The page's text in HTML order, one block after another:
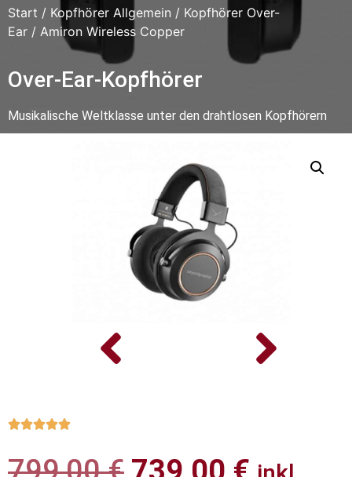
Start / Kopfhörer Allgemein / Kopfhörer Over-
Ear / Amiron Wireless Copper
Over-Ear-Kopfhörer
Musikalische Weltklasse unter den drahtlosen Kopfhörern
